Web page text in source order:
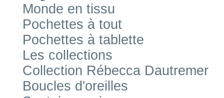
Monde en tissu
Pochettes à tout
Pochettes à tablette
Les collections
Collection Rébecca Dautremer
Boucles d'oreilles